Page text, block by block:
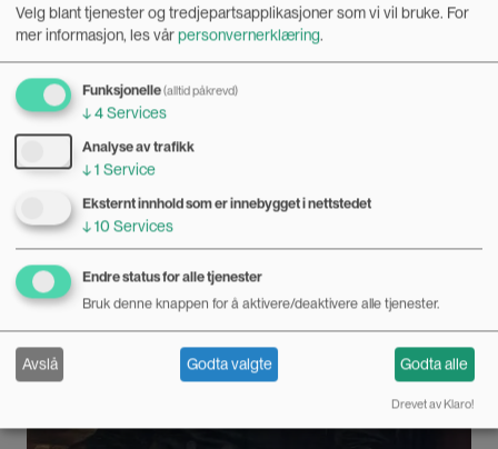
revolusjonært og synes umulig, er jeg med på!»
Bilde
Velg blant tjenester og tredjepartsapplikasjoner som vi vil bruke. For
mer informasjon, les vårpersonvernerklæring.
Funksjonelle(alltid påkrevd)
↓4Services
Analyse av trafikk
↓1 Service
Eksternt innhold som er innebygget i nettstedet
↓10 Services
Endre status for alle tjenester
Bruk denne knappen for å aktivere/deaktivere alle tjenester.
Avslå Godta valgte Godta alle
Drevet av Klaro!